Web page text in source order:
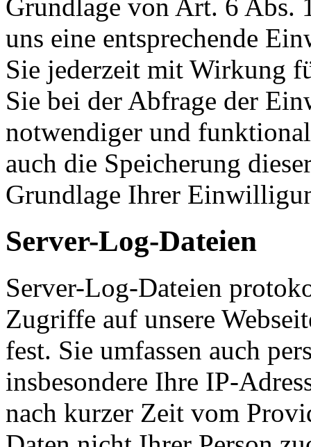
Grundlage von Art. 6 Abs.
uns eine entsprechende
Sie jederzeit mit Wirkung
Sie bei der Abfrage der
notwendiger und
auch die Speicherung
Grundlage Ihrer
Server-Log-Dateien
Server-Log-Dateien
Zugriffe auf unsere
fest. Sie umfassen auch
insbesondere Ihre IP-
nach kurzer Zeit vom